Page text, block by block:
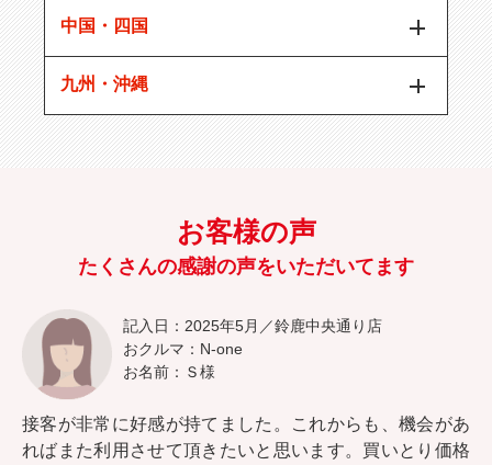
中国・四国
九州・沖縄
お客様の声
たくさんの感謝の声をいただいてます
記入日：2025年5月／鈴鹿中央通り店
おクルマ：N-one
お名前：Ｓ様
接客が非常に好感が持てました。これからも、機会があ
ればまた利用させて頂きたいと思います。 買いとり価格